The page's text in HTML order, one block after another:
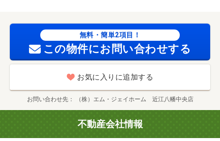
無料・簡単2項目！
この物件にお問い合わせする
お気に入りに追加する
お問い合わせ先 （株）エム・ジェイホーム 近江八幡中央店
不動産会社情報